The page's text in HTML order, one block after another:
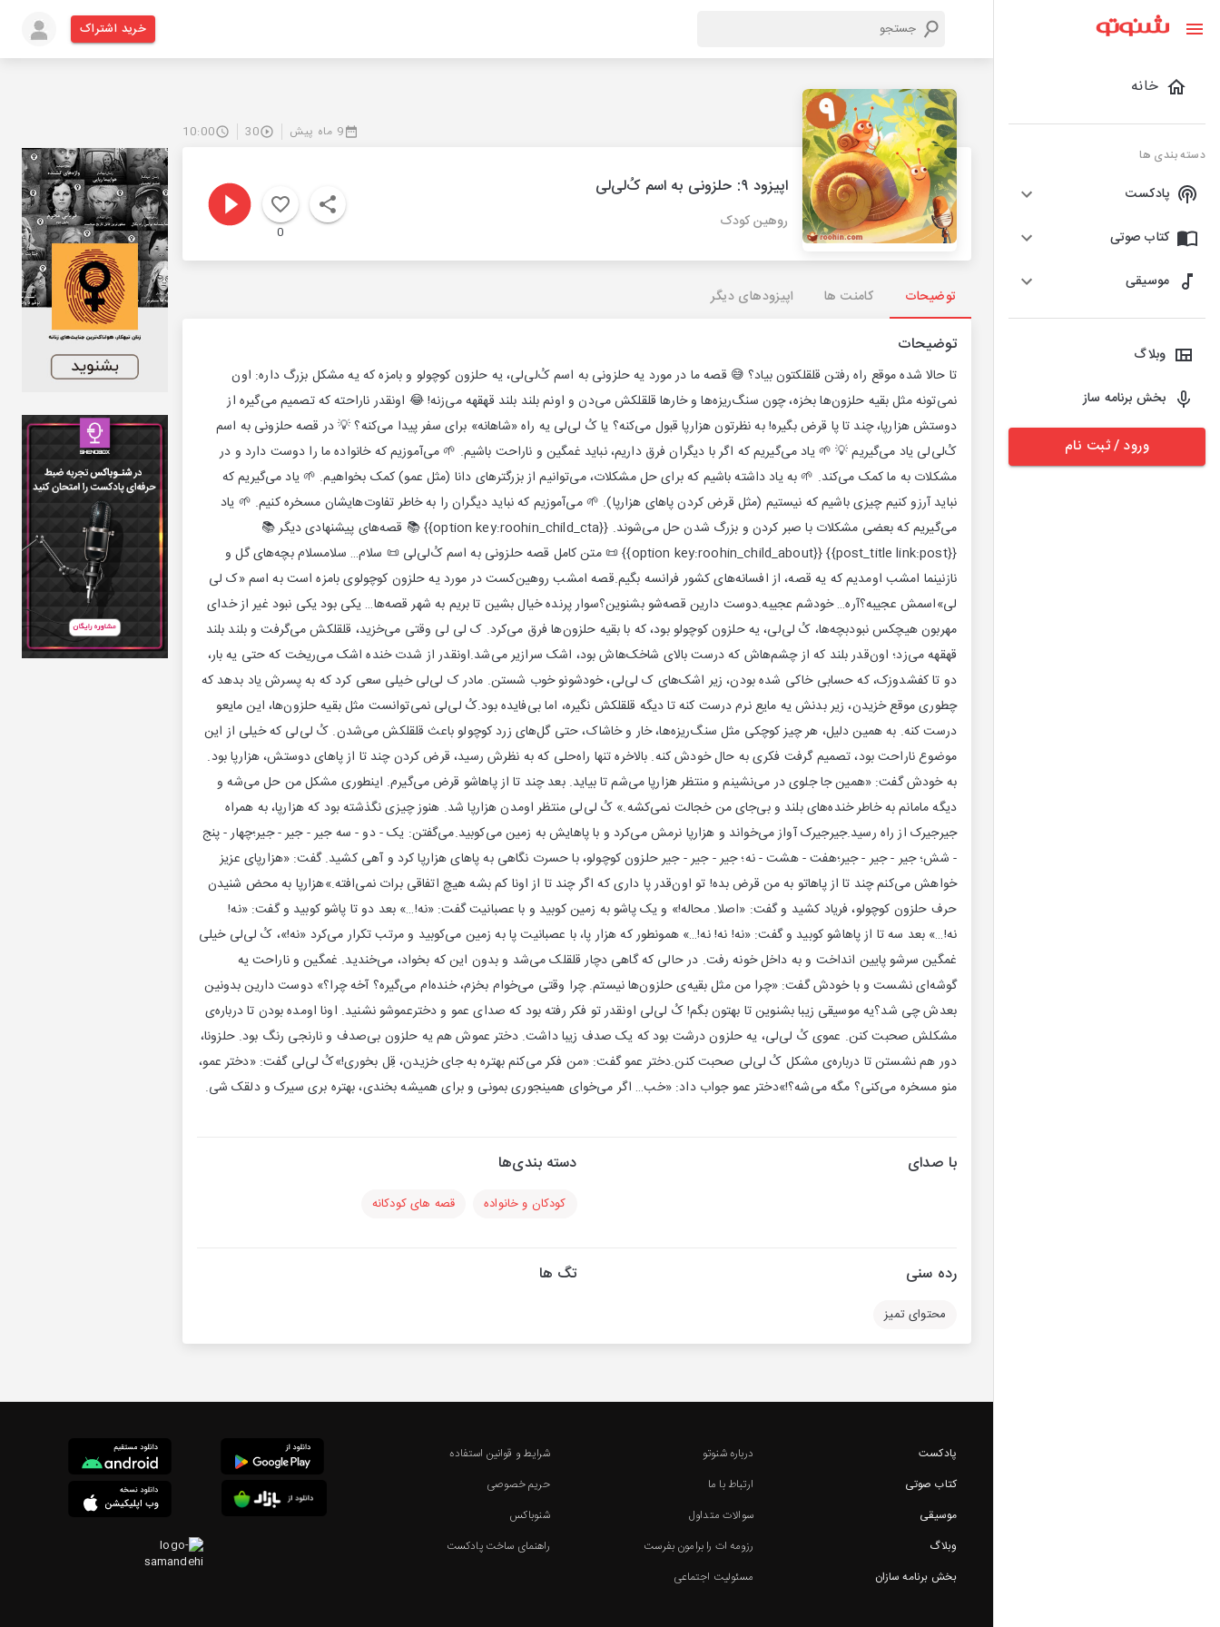
خانه
دسته بندی ها
پادکست
کتاب صوتی
موسیقی
وبلاگ
بخش برنامه ساز
ورود / ثبت نام
خرید اشتراک
9 ماه پیش 30
10:00
اپیزود ۹: حلزونی به اسم کُ‌لی‌لی
روهین کودک
0
توضیحات کامنت ها اپیزودهای دیگر
توضیحات
تا حالا شده موقع راه رفتن قلقلکتون بیاد؟ 😅 قصه ما در مورد یه حلزونی به اسم کُ‌لی‌لی، یه حلزون کوچولو و بامزه که یه مشکل بزرگ داره: اون
نمی‌تونه مثل بقیه حلزون‌ها بخزه، چون سنگ‌ریزه‌ها و خارها قلقلکش می‌دن و اونم بلند بلند قهقهه می‌زنه! 😂 اونقدر ناراحته که تصمیم می‌گیره از
دوستش هزارپا، چند تا پا قرض بگیره! به نظرتون هزارپا قبول می‌کنه؟ یا کُ لی‌لی یه راه «شاهانه» برای سفر پیدا می‌کنه؟ 💡 در قصه حلزونی به اسم
کُ‌لی‌لی یاد می‌گیریم 💡 🌱 یاد می‌گیریم که اگر با دیگران فرق داریم، نباید غمگین و ناراحت باشیم. 🌱 می‌آموزیم که خانواده ما را دوست دارد و در
مشکلات به ما کمک می‌کند. 🌱 به یاد داشته باشیم که برای حل مشکلات، می‌توانیم از بزرگترهای دانا (مثل عمو) کمک بخواهیم. 🌱 یاد می‌گیریم که
نباید آرزو کنیم چیزی باشیم که نیستیم (مثل قرض کردن پاهای هزارپا). 🌱 می‌آموزیم که نباید دیگران را به خاطر تفاوت‌هایشان مسخره کنیم. 🌱 یاد
می‌گیریم که بعضی مشکلات با صبر کردن و بزرگ شدن حل می‌شوند. {{option key:roohin_child_cta}} 📚 قصه‌های پیشنهادی دیگر 📚
{{post_title link:post}} {{option key:roohin_child_about}} 📜 متن کامل قصه حلزونی به اسم کُ‌لی‌لی 📜 سلام… سلامسلام بچه‌های گل و
نازنینما امشب اومدیم که یه قصه، از افسانه‌های کشور فرانسه بگیم.قصه امشب روهین‌کست در مورد یه حلزون کوچولوی بامزه است به اسم «ک لی
لی»اسمش عجیبه؟آره… خودشم عجیبه.دوست دارین قصه‌شو بشنوین؟سوار پرنده خیال بشین تا بریم به شهر قصه‌ها… یکی بود یکی نبود غیر از خدای
مهربون هیچکس نبودبچه‌ها، کُ لی‌لی، یه حلزون کوچولو بود، که با بقیه حلزون‌ها فرق می‌کرد. ک لی لی وقتی می‌خزید، قلقلکش می‌گرفت و بلند بلند
قهقهه‌ می‌زد؛ اون‌قدر بلند که از چشم‌هاش که درست بالای شاخک‌هاش بود، اشک سرازیر می‌شد.اونقدر از شدت خنده اشک می‌ریخت که حتی یه بار،
دو تا کفشدوزک، که حسابی خاکی شده بودن، زیر اشک‌های ک لی‌لی، خودشونو خوب شستن. مادر ک لی‌لی خیلی سعی کرد که به پسرش یاد بدهد که
چطوری موقع خزیدن، زیر بدنش یه مایع نرم درست کنه تا دیگه قلقلکش نگیره، اما بی‌فایده بود.کُ لی‌لی نمی‌توانست مثل بقیه حلزون‌ها، این مایعو
درست کنه. به همین دلیل، هر چیز کوچکی مثل سنگ‌ریزه‌ها، خار و خاشاک، حتی گل‌های زرد کوچولو باعث قلقلکش می‌شدن. کُ لی‌لی که خیلی از این
موضوع ناراحت بود، تصمیم گرفت فکری به حال خودش کنه. بالاخره تنها راه‌حلی که به نظرش رسید، قرض کردن چند تا از پاهای دوستش، هزارپا بود.
به خودش گفت: «همین جا جلوی در می‌نشینم و منتظر هزارپا می‌شم تا بیاید. بعد چند تا از پاهاشو قرض می‌گیرم. اینطوری مشکل من حل می‌شه و
دیگه مامانم به خاطر خنده‌های بلند و بی‌جای من خجالت نمی‌کشه.» کُ لی‌لی منتظر اومدن هزارپا شد. هنوز چیزی نگذشته بود که هزارپا، به همراه
جیرجیرک از راه رسید.جیرجیرک آواز می‌خواند و هزارپا نرمش می‌کرد و با پاهایش به زمین می‌کوبید.می‌گفتن: یک - دو - سه جیر - جیر - جیر؛چهار - پنج
- شش؛ جیر - جیر - جیر؛هفت - هشت - نه؛ جیر - جیر - جیر حلزون کوچولو، با حسرت نگاهی به پاهای هزارپا کرد و آهی کشید. گفت: «هزارپای عزیز
خواهش می‌کنم چند تا از پاهاتو به من قرض بده! تو اون‌قدر پا داری که اگر چند تا از اونا کم بشه هیچ اتفاقی برات نمی‌افته.»هزارپا به محض شنیدن
حرف حلزون کوچولو، فریاد کشید و گفت: «اصلا. محاله!» و یک پاشو به زمین کوبید و با عصبانیت گفت: «نه!…» بعد دو تا پاشو کوبید و گفت: «نه!
نه!…» بعد سه تا از پاهاشو کوبید و گفت: «نه! نه! نه!…» همونطور که هزار پا، با عصبانیت پا به زمین می‌کوبید و مرتب تکرار می‌کرد «نه!»، کُ لی‌لی خیلی
غمگین سرشو پایین انداخت و به داخل خونه‌ رفت. در حالی که گاهی دچار قلقلک می‌شد و بدون این که بخواد، می‌خندید. غمگین و ناراحت یه
گوشه‌ای نشست و با خودش گفت: «چرا من مثل بقیه‌ی حلزون‌ها نیستم. چرا وقتی می‌خوام بخزم، خنده‌ام می‌گیره؟ آخه چرا؟» دوست دارین بدونین
بعدش چی شد؟یه موسیقی زیبا بشنوین تا بهتون بگم! کُ لی‌لی اونقدر تو فکر رفته بود که صدای عمو و دخترعموشو نشنید. اونا اومده بودن تا درباره‌ی
مشکلش صحبت کنن. عموی کُ لی‌لی، یه حلزون درشت بود که یک صدف زیبا داشت. دختر عموش هم یه حلزون بی‌صدف و نارنجی رنگ بود. حلزونا،
دور هم نشستن تا درباره‌ی مشکل کُ لی‌لی صحبت کنن.دختر عمو گفت: «من فکر می‌کنم بهتره به جای خزیدن، قِل بخوری!»کُ لی‌لی گفت: «دختر عمو،
منو مسخره می‌کنی؟ مگه می‌شه؟!»دختر عمو جواب داد: «خب… اگر می‌خوای همینجوری بمونی و برای همیشه بخندی، بهتره بری سیرک و دلقک شی.
با صدای دسته بندی‌ها
کودکان و خانواده قصه های کودکانه
رده سنی
محتوای تمیز
تگ ها
پادکست
کتاب صوتی
موسیقی
وبلاگ
بخش برنامه سازان
درباره شنوتو
ارتباط با ما
سوالات متداول
رزومه ات را برامون بفرست
مسئولیت اجتماعی
شرایط و قوانین استفاده
حریم خصوصی
شنوباکس
راهنمای ساخت پادکست